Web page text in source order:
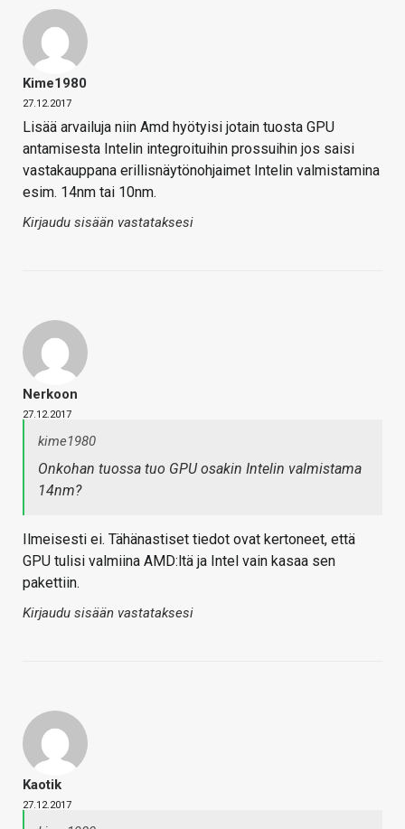
Kime1980
27.12.2017
Lisää arvailuja niin Amd hyötyisi jotain tuosta GPU
antamisesta Intelin integroituihin prossuihin jos saisi
vastakauppana erillisnäytönohjaimet Intelin valmistamina
esim. 14nm tai 10nm.
Kirjaudu sisään vastataksesi
Nerkoon
27.12.2017
kime1980
Onkohan tuossa tuo GPU osakin Intelin valmistama
14nm?
Ilmeisesti ei. Tähänastiset tiedot ovat kertoneet, että
GPU tulisi valmiina AMD:ltä ja Intel vain kasaa sen
pakettiin.
Kirjaudu sisään vastataksesi
Kaotik
27.12.2017